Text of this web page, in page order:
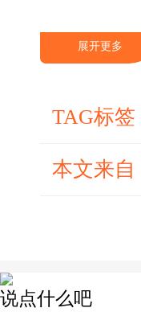
展开更多
TAG标签
本文来自
说点什么吧